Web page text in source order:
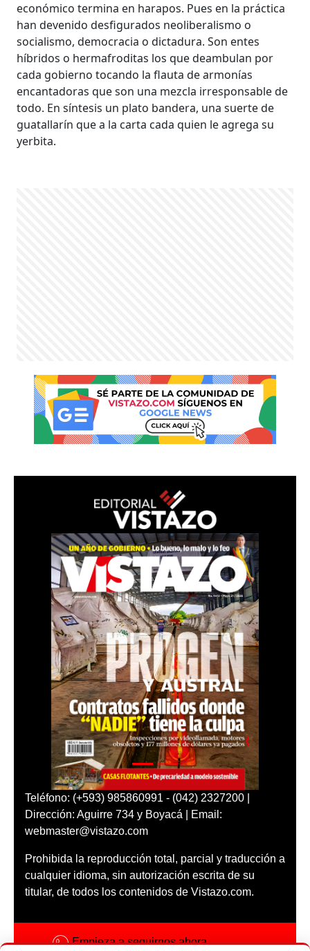
económico termina en harapos. Pues en la práctica
han devenido desfigurados neoliberalismo o
socialismo, democracia o dictadura. Son entes
híbridos o hermafroditas los que deambulan por
cada gobierno tocando la flauta de armonías
encantadoras que son una mezcla irresponsable de
todo. En síntesis un plato bandera, una suerte de
guatallarín que a la carta cada quien le agrega su
yerbita.
Teléfono: (+593) 985860991 - (042) 2327200 |
Dirección: Aguirre 734 y Boyacá | Email:
webmaster@vistazo.com
Prohibida la reproducción total, parcial y traducción a
cualquier idioma, sin autorización escrita de su
titular, de todos los contenidos de Vistazo.com.
Empieza a seguirnos ahora